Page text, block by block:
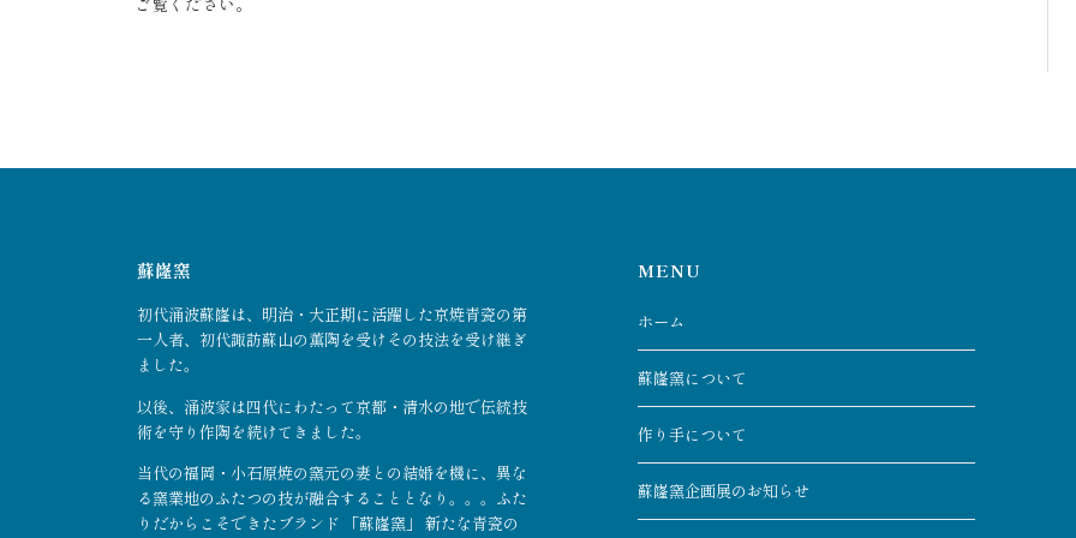
蘇嶐窯
初代涌波蘇嶐は、明治・大正期に活躍した京焼青瓷の第
一人者、初代諏訪蘇山の薫陶を受けその技法を受け継ぎ
ました。
以後、涌波家は四代にわたって京都・清水の地で伝統技
術を守り作陶を続けてきました。
当代の福岡・小石原焼の窯元の妻との結婚を機に、異な
る窯業地のふたつの技が融合することとなり。。。ふた
りだからこそできたブランド 「蘇嶐窯」 新たな青瓷の
MENU
ホーム
蘇嶐窯について
作り手について
蘇嶐窯企画展のお知らせ